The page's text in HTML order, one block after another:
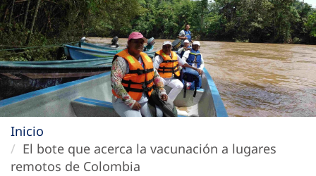
Inicio
El bote que acerca la vacunación a lugares
remotos de Colombia